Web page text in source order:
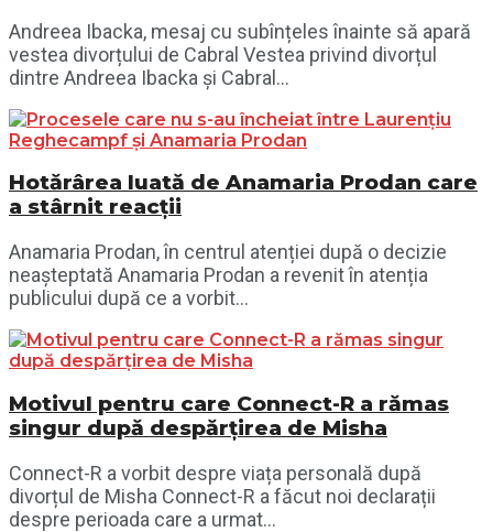
Andreea Ibacka, mesaj cu subînțeles înainte să apară
vestea divorțului de Cabral Vestea privind divorțul
dintre Andreea Ibacka și Cabral...
Hotărârea luată de Anamaria Prodan care
a stârnit reacții
Anamaria Prodan, în centrul atenției după o decizie
neașteptată Anamaria Prodan a revenit în atenția
publicului după ce a vorbit...
Motivul pentru care Connect-R a rămas
singur după despărțirea de Misha
Connect-R a vorbit despre viața personală după
divorțul de Misha Connect-R a făcut noi declarații
despre perioada care a urmat...